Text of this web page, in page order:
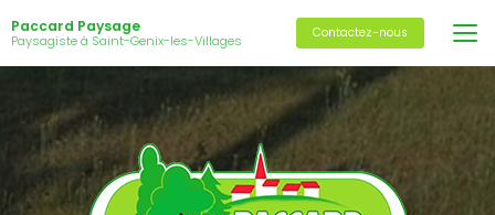
au
contenu
principal
Paccard Paysage
Paysagiste à Saint-Genix-les-Villages Contactez-nous